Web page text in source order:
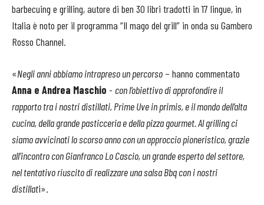
barbecuing e grilling, autore di ben 30 libri tradotti in 17 lingue, in
Italia è noto per il programma “Il mago del grill” in onda su Gambero
Rosso Channel.
«Negli anni abbiamo intrapreso un percorso – hanno commentato
Anna e Andrea Maschio - con l’obiettivo di approfondire il
rapporto tra i nostri distillati, Prime Uve in primis, e il mondo dell’alta
cucina, della grande pasticceria e della pizza gourmet. Al grilling ci
siamo avvicinati lo scorso anno con un approccio pioneristico, grazie
all’incontro con Gianfranco Lo Cascio, un grande esperto del settore,
nel tentativo riuscito di realizzare una salsa Bbq con i nostri
distillati».